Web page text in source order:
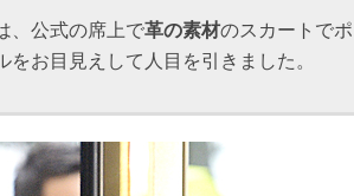
、公式の席上で革の素材のスカートでポ
お目見えして人目を引きました。